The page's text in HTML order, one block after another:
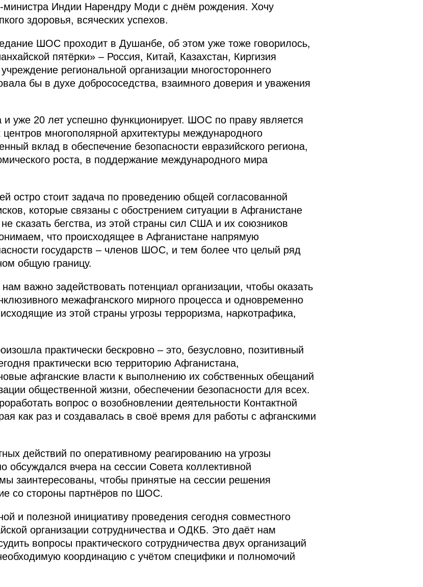
Индии Нарендру Моди с днём рождения. Хочу
здоровья, всяческих успехов.
ШОС проходит в Душанбе, об этом уже тоже говорилось,
пятёрки» – Россия, Китай, Казахстан, Киргизия
региональной организации многостороннего
бы в духе добрососедства, взаимного доверия и уважения
и уже 20 лет успешно функционирует. ШОС по праву является
многополярной архитектуры международного
вклад в обеспечение безопасности евразийского региона,
роста, в поддержание международного мира
остро стоит задача по проведению общей согласованной
которые связаны с обострением ситуации в Афганистане
сказать бегства, из этой страны сил США и их союзников
что происходящее в Афганистане напрямую
государств – членов ШОС, и тем более что целый ряд
общую границу.
важно задействовать потенциал организации, чтобы оказать
межафганского мирного процесса и одновременно
из этой страны угрозы терроризма, наркотрафика,
практически бескровно – это, безусловно, позитивный
практически всю территорию Афганистана,
афганские власти к выполнению их собственных обещаний
общественной жизни, обеспечении безопасности для всех.
вопрос о возобновлении деятельности Контактной
как раз и создавалась в своё время для работы с афганскими
действий по оперативному реагированию на угрозы
обсуждался вчера на сессии Совета коллективной
заинтересованы, чтобы принятые на сессии решения
со стороны партнёров по ШОС.
и полезной инициативу проведения сегодня совместного
организации сотрудничества и ОДКБ. Это даёт нам
вопросы практического сотрудничества двух организаций
координацию с учётом специфики и полномочий